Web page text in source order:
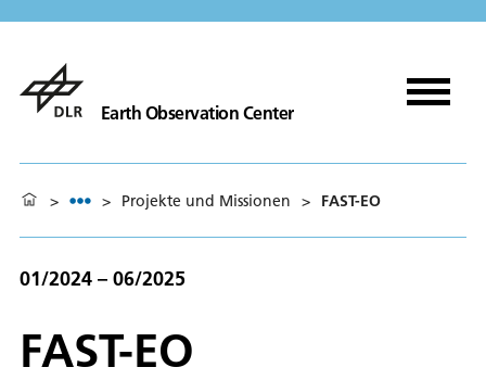
Earth Observation Center
> > Projekte und Missionen > FAST-EO
01/2024 – 06/2025
FAST-EO